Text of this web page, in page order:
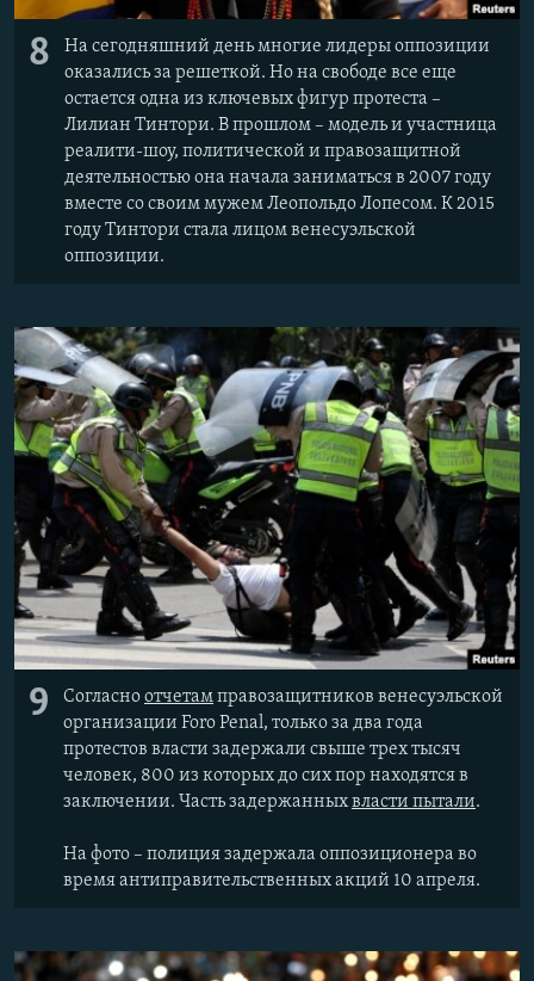
8
На сегодняшний день многие лидеры оппозиции
оказались за решеткой. Но на свободе все еще
остается одна из ключевых фигур протеста –
Лилиан Тинтори. В прошлом – модель и участница
реалити-шоу, политической и правозащитной
деятельностью она начала заниматься в 2007 году
вместе со своим мужем Леопольдо Лопесом. К 2015
году Тинтори стала лицом венесуэльской
оппозиции.
9 Согласноотчетамправозащитников венесуэльской
организации Foro Penal, только за два года
протестов власти задержали свыше трех тысяч
человек, 800 из которых до сих пор находятся в
заключении. Часть задержанныхвласти пытали.
На фото – полиция задержала оппозиционера во
время антиправительственных акций 10 апреля.